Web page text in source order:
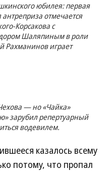
юбилея: первая
отмечается
Корсакова с
Шаляпиным в роли
Рахманинов играет
— но «Чайка»
зарубил репертуарный
водевилем.
казалось всему
потому, что пропал